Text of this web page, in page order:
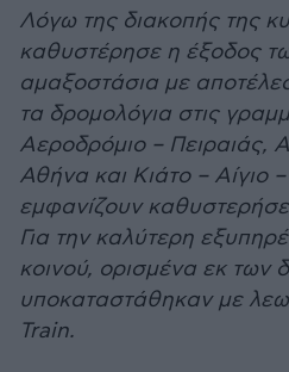
Λόγω της διακοπής της
καθυστέρησε η έξοδος
αμαξοστάσια με
τα δρομολόγια στις
Αεροδρόμιο – Πειραιάς,
Αθήνα και Κιάτο – Αίγιο
εμφανίζουν
Για την καλύτερη
κοινού, ορισμένα εκ των
υποκαταστάθηκαν με
Train.